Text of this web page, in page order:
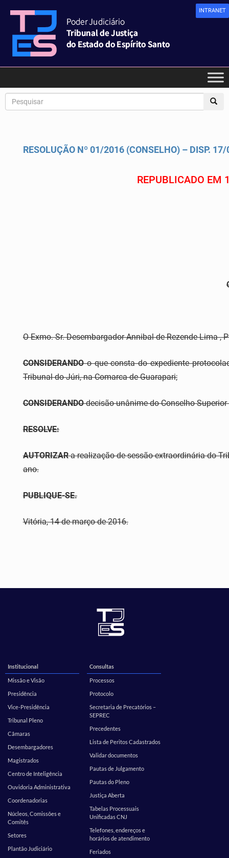
INTRANET
RESOLUÇÃO Nº 01/2016 (CONSELHO) – DISP.
REPUBLICADO EM
O Exmo. Sr. Desembargador Annibal de Rezende Lima
CONSIDERANDOo que consta do expediente
Tribunal do Júri, na Comarca de Guarapari;
CONSIDERANDOdecisão unânime do Conselho
RESOLVE:
AUTORIZARa realização de sessão extraordinária do
ano.
PUBLIQUE-SE.
Vitória, 14 de março de 2016.
Institucional
Missão e Visão
Presidência
Vice-Presidência
Tribunal Pleno
Câmaras
Desembargadores
Magistrados
Centro de Inteligência
Ouvidoria Administrativa
Coordenadorias
Núcleos, Comissões e
Comitês
Setores
Plantão Judiciário
Consultas
Processos
Protocolo
Secretaria de Precatórios –
SEPREC
Precedentes
Lista de Peritos Cadastrados
Validar documentos
Pautas de Julgamento
Pautas do Pleno
Justiça Aberta
Tabelas Processuais
Unificadas CNJ
Telefones, endereços e
horários de atendimento
Feriados